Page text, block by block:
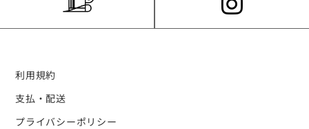
利用規約
支払・配送
プライバシーポリシー